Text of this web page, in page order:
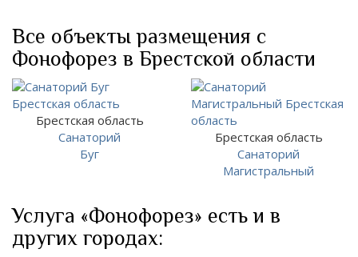
Все объекты размещения с
Фонофорез в Брестской области
Брестская область
Санаторий
Буг
Брестская область
Санаторий
Магистральный
Услуга «Фонофорез» есть и в
других городах: